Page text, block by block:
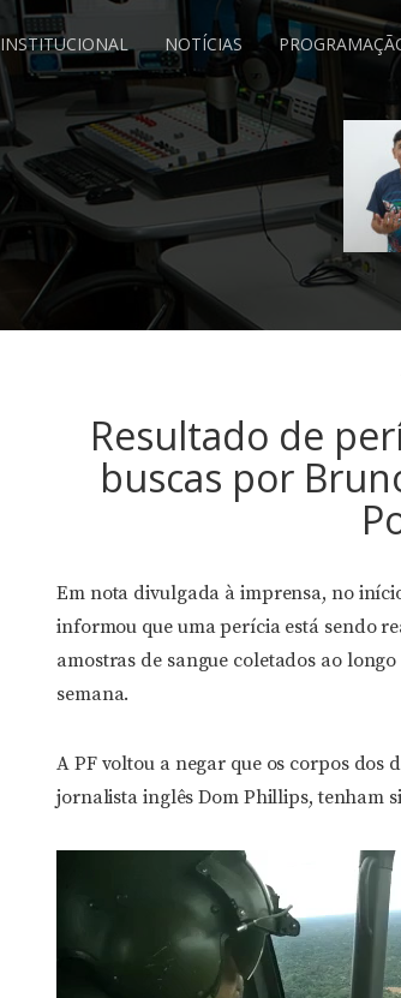
INSTITUCIONAL NOTÍCIAS
Resultado de
buscas por
Em nota divulgada à imprensa, no
informou que uma perícia está sendo
amostras de sangue coletados ao
semana.
A PF voltou a negar que os corpos dos
jornalista inglês Dom Phillips, tenham